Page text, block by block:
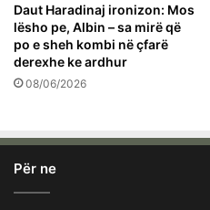
Daut Haradinaj ironizon: Mos
lësho pe, Albin – sa mirë që
po e sheh kombi në çfarë
derexhe ke ardhur
08/06/2026
Për ne